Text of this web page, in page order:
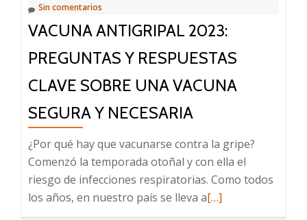
Sin comentarios
VACUNA ANTIGRIPAL 2023:
PREGUNTAS Y RESPUESTAS
CLAVE SOBRE UNA VACUNA
SEGURA Y NECESARIA
¿Por qué hay que vacunarse contra la gripe?
Comenzó la temporada otoñal y con ella el
riesgo de infecciones respiratorias. Como todos
los años, en nuestro país se lleva aLeer
[…]